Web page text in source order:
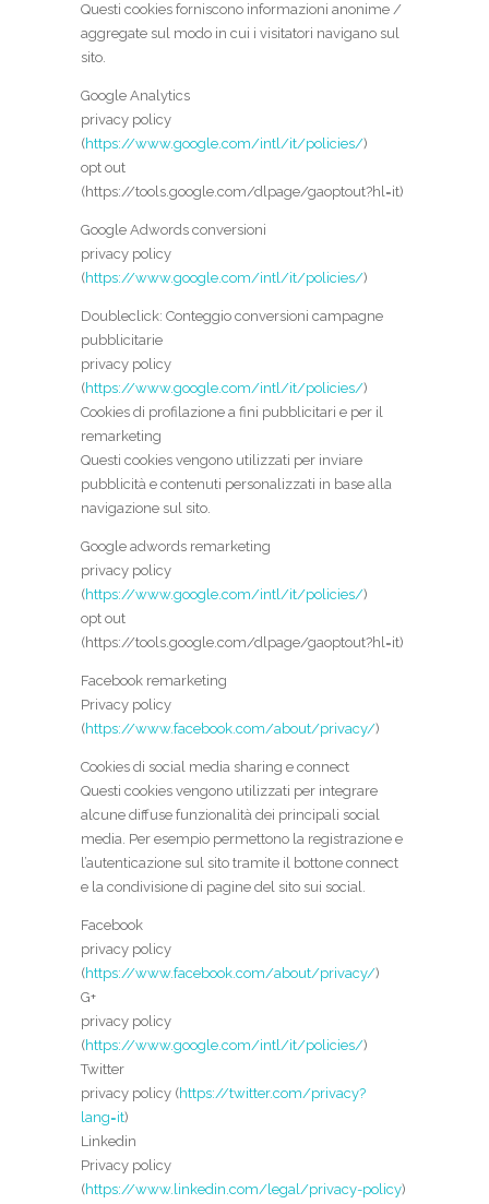
Questi cookies forniscono informazioni anonime /
aggregate sul modo in cui i visitatori navigano sul
sito.
Google Analytics
privacy policy
(https://www.google.com/intl/it/policies/)
opt out
(https://tools.google.com/dlpage/gaoptout?hl=it)
Google Adwords conversioni
privacy policy
(https://www.google.com/intl/it/policies/)
Doubleclick: Conteggio conversioni campagne
pubblicitarie
privacy policy
(https://www.google.com/intl/it/policies/)
Cookies di profilazione a fini pubblicitari e per il
remarketing
Questi cookies vengono utilizzati per inviare
pubblicità e contenuti personalizzati in base alla
navigazione sul sito.
Google adwords remarketing
privacy policy
(https://www.google.com/intl/it/policies/)
opt out
(https://tools.google.com/dlpage/gaoptout?hl=it)
Facebook remarketing
Privacy policy
(https://www.facebook.com/about/privacy/)
Cookies di social media sharing e connect
Questi cookies vengono utilizzati per integrare
alcune diffuse funzionalità dei principali social
media. Per esempio permettono la registrazione e
l’autenticazione sul sito tramite il bottone connect
e la condivisione di pagine del sito sui social.
Facebook
privacy policy
(https://www.facebook.com/about/privacy/)
G+
privacy policy
(https://www.google.com/intl/it/policies/)
Twitter
privacy policy (https://twitter.com/privacy?
lang=it)
Linkedin
Privacy policy
(https://www.linkedin.com/legal/privacy-policy)